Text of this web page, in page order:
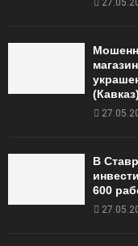
(Кавказ)
В
600